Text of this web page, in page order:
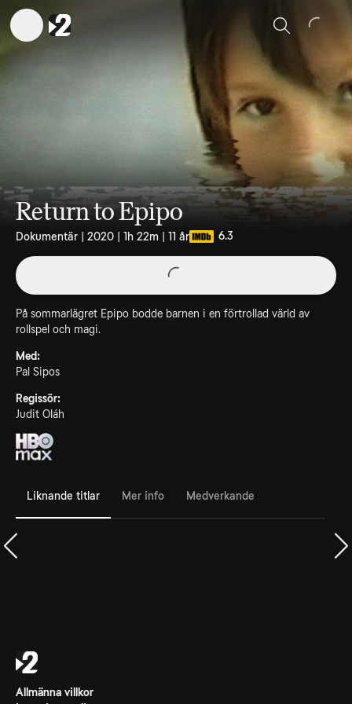
Sök
Return to Epipo
Dokumentär | 2020 | 1h 22m | 11 år 6.3
På sommarlägret Epipo bodde barnen i en förtrollad värld av
rollspel och magi.
Med:
Pal Sipos
Regissör:
Judit Oláh
Liknande titlar Mer info Medverkande
Allmänna villkor